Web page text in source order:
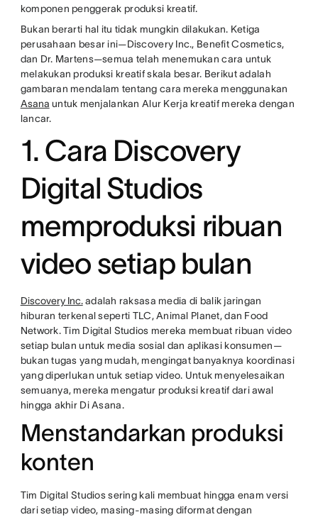
komponen penggerak produksi kreatif.
Bukan berarti hal itu tidak mungkin dilakukan. Ketiga
perusahaan besar ini—Discovery Inc., Benefit Cosmetics,
dan Dr. Martens—semua telah menemukan cara untuk
melakukan produksi kreatif skala besar. Berikut adalah
gambaran mendalam tentang cara mereka menggunakan
Asana untuk menjalankan Alur Kerja kreatif mereka dengan
lancar.
1. Cara Discovery
Digital Studios
memproduksi ribuan
video setiap bulan
Discovery Inc.adalah raksasa media di balik jaringan
hiburan terkenal seperti TLC, Animal Planet, dan Food
Network. Tim Digital Studios mereka membuat ribuan video
setiap bulan untuk media sosial dan aplikasi konsumen—
bukan tugas yang mudah, mengingat banyaknya koordinasi
yang diperlukan untuk setiap video. Untuk menyelesaikan
semuanya, mereka mengatur produksi kreatif dari awal
hingga akhir Di Asana.
Menstandarkan produksi
konten
Tim Digital Studios sering kali membuat hingga enam versi
dari setiap video, masing-masing diformat dengan